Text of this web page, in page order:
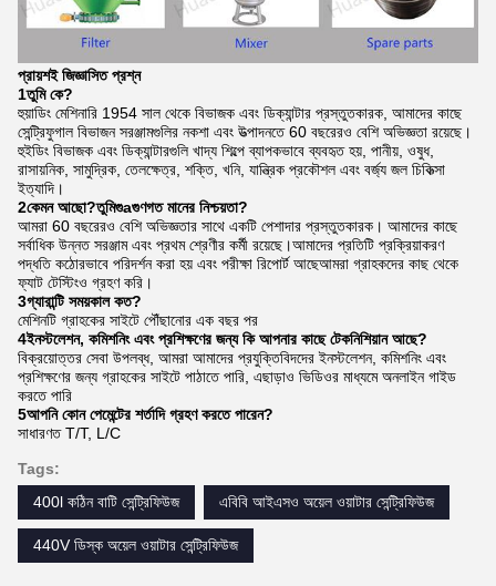
প্রায়শই জিজ্ঞাসিত প্রশ্ন
1তুমি কে?
হুয়াডিং মেশিনারি 1954 সাল থেকে বিভাজক এবং ডিক্যান্টার প্রস্তুতকারক, আমাদের কাছে
সেন্ট্রিফুগাল বিভাজন সরঞ্জামগুলির নকশা এবং উত্পাদনতে 60 বছরেরও বেশি অভিজ্ঞতা রয়েছে।
হুইডিং বিভাজক এবং ডিক্যান্টারগুলি খাদ্য শিল্পে ব্যাপকভাবে ব্যবহৃত হয়, পানীয়, ওষুধ,
রাসায়নিক, সামুদ্রিক, তেলক্ষেত্র, শক্তি, খনি, যান্ত্রিক প্রকৌশল এবং বর্জ্য জল চিকিত্সা
ইত্যাদি।
2কেমন আছো?তুমিগুaগুণগত মানের নিশ্চয়তা?
আমরা 60 বছরেরও বেশি অভিজ্ঞতার সাথে একটি পেশাদার প্রস্তুতকারক। আমাদের কাছে
সর্বাধিক উন্নত সরঞ্জাম এবং প্রথম শ্রেণীর কর্মী রয়েছে।আমাদের প্রতিটি প্রক্রিয়াকরণ
পদ্ধতি কঠোরভাবে পরিদর্শন করা হয় এবং পরীক্ষা রিপোর্ট আছেআমরা গ্রাহকদের কাছ থেকে
ফ্যাট টেস্টিংও গ্রহণ করি।
3গ্যারান্টি সময়কাল কত?
মেশিনটি গ্রাহকের সাইটে পৌঁছানোর এক বছর পর
4ইনস্টলেশন, কমিশনিং এবং প্রশিক্ষণের জন্য কি আপনার কাছে টেকনিশিয়ান আছে?
বিক্রয়োত্তর সেবা উপলব্ধ, আমরা আমাদের প্রযুক্তিবিদদের ইনস্টলেশন, কমিশনিং এবং
প্রশিক্ষণের জন্য গ্রাহকের সাইটে পাঠাতে পারি, এছাড়াও ভিডিওর মাধ্যমে অনলাইন গাইড
করতে পারি
5আপনি কোন পেমেন্টের শর্তাদি গ্রহণ করতে পারেন?
সাধারণত T/T, L/C
Tags:
400l কঠিন বাটি সেন্ট্রিফিউজ
এবিবি আইএসও অয়েল ওয়াটার সেন্ট্রিফিউজ
440V ডিস্ক অয়েল ওয়াটার সেন্ট্রিফিউজ